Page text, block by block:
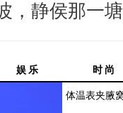
，静侯那一塘